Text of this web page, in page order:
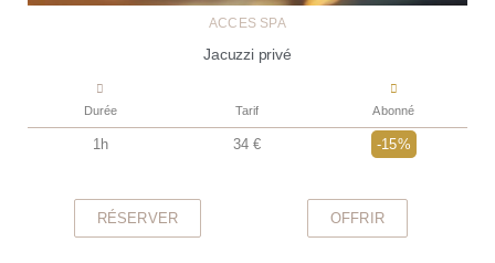
ACCÈS SPA
Jacuzzi privé
Durée Tarif Abonné
1h 34 € -15%
RÉSERVER OFFRIR